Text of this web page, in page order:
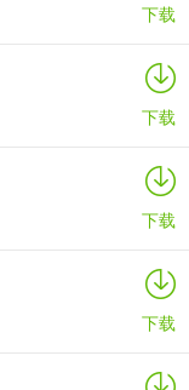
下载
下载
下载
下载